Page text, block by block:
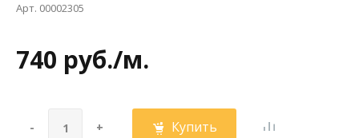
Арт. 00002305
740 руб./м.
- + Купить